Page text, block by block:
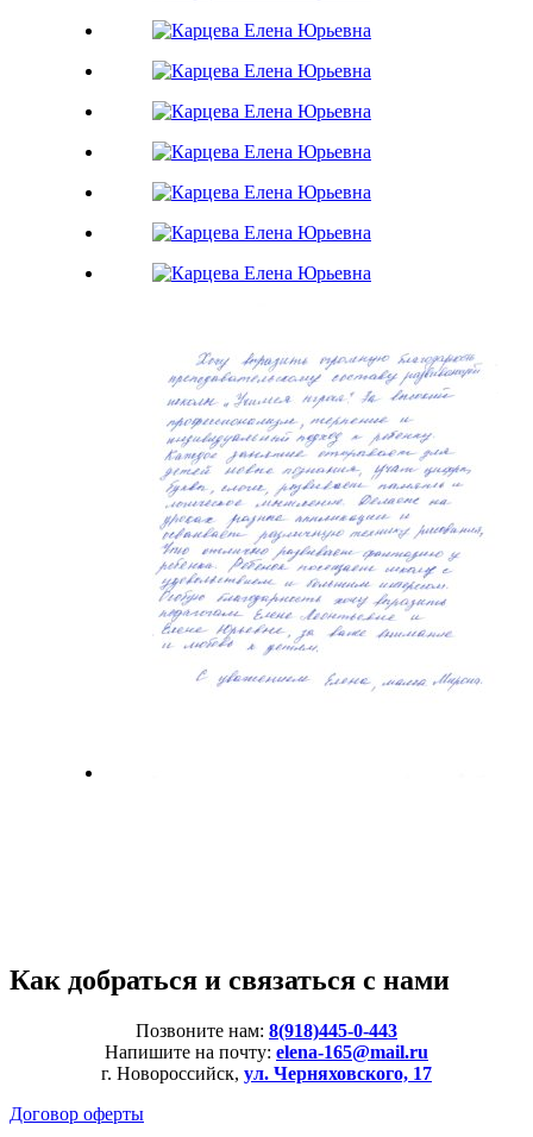
Как добраться и связаться с нами
Позвоните нам: 8(918)445-0-443
Напишите на почту: elena-165@mail.ru
г. Новороссийск, ул. Черняховского, 17
Договор оферты